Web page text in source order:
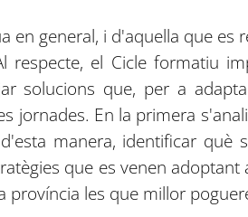
en general, i d'aquella que
respecte, el Cicle formatiu
solucions que, per a
jornades. En la primera
manera, identificar
que es venen
província les que millor